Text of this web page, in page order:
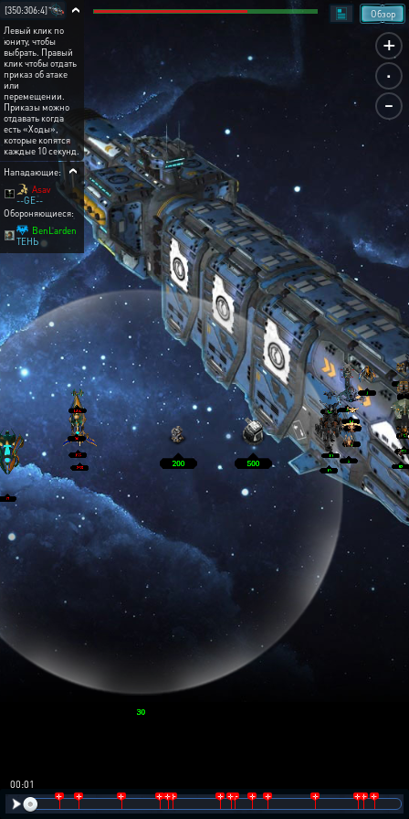
+
.
-
Обзор
[350:306:4]
Левый клик по
юниту, чтобы
выбрать. Правый
клик чтобы отдать
приказ об атаке
или
перемещении.
Приказы можно
отдавать когда
есть «Ходы»,
которые копятся
каждые 10 секунд.
Нападающие:
Asav
--GE--
Обороняющиеся:
BenLarden
ТЕНЬ
00:02